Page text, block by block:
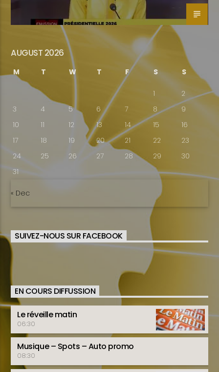
AUGUST 2026
M T W T F S S
1
2
3
4 5 6 7 8
9
10
11 12 13 14 15
16
17
18 19 20 21 22
23
24
25 26 27 28 29
30
31
« Dec
SUIVEZ-NOUS SUR FACEBOOK
EN COURS DIFFUSSION
Le réveille matin
06:30
Musique – Spots – Auto promo
08:30